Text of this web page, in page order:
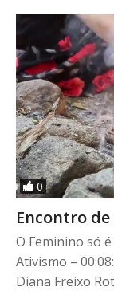
0
Encontro de
O Feminino só
Ativismo –
Diana Freixo